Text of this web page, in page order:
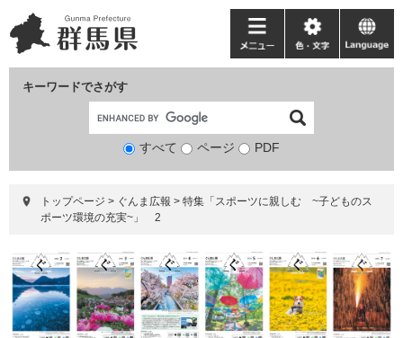
ー
ジ
ニ
ュ
て
キーワードでさがす
検
象
すべて ページ PDF
メ
ニ
ー
色・
文
language
トップページ > ぐんま広報 > 特集「スポーツに親しむ ~子どものス
ポーツ環境の充実~」 2